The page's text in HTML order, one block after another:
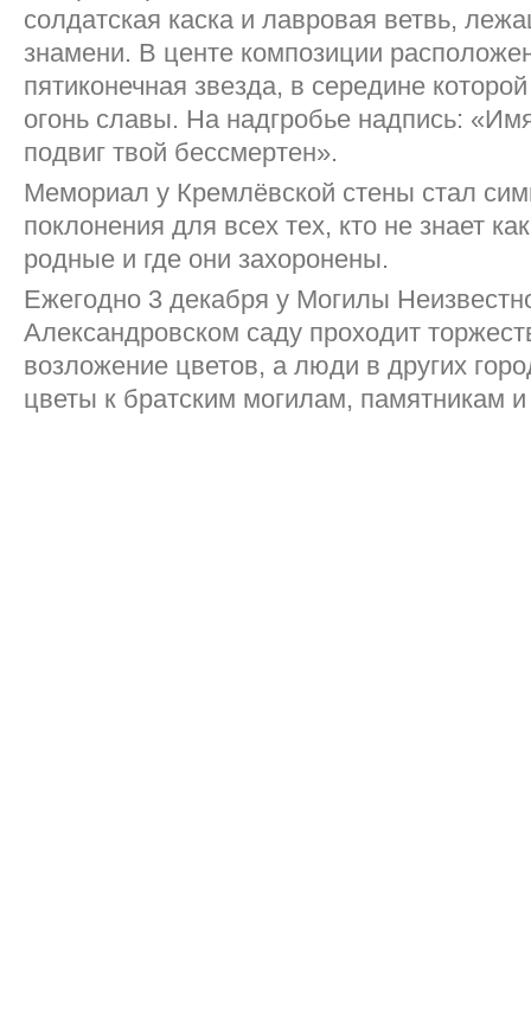
солдатская каска и лавровая ветвь,
знамени. В центе композиции
пятиконечная звезда, в середине
огонь славы. На надгробье надпись:
подвиг твой бессмертен».
Мемориал у Кремлёвской стены стал
поклонения для всех тех, кто не знает
родные и где они захоронены.
Ежегодно 3 декабря у Могилы
Александровском саду проходит
возложение цветов, а люди в других
цветы к братским могилам, памятникам